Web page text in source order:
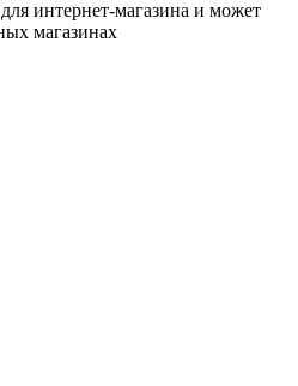
интернет-магазина и может
магазинах